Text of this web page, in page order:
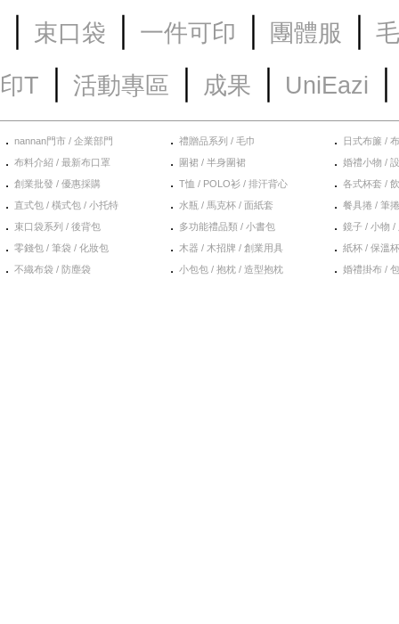
｜
束口袋 ｜ 一件可印 ｜ 團體服 ｜
印T
｜ 活動專區 ｜ 成果 ｜ UniEazi
． nannan門市 / 企業部門
． 布料介紹 / 最新布口罩
． 創業批發 / 優惠採購
． 直式包 / 橫式包 / 小托特
． 束口袋系列 / 後背包
． 零錢包 / 筆袋 / 化妝包
． 不織布袋 / 防塵袋
． 禮贈品系列 / 毛巾
． 圍裙 / 半身圍裙
． T恤 / POLO衫 / 排汗背心
． 水瓶 / 馬克杯 / 面紙套
． 多功能禮品類 / 小書包
． 木器 / 木招牌 / 創業用具
． 小包包 / 抱枕 / 造型抱枕
． 日式布簾 /
． 婚禮小物 /
． 各式杯套 /
． 餐具捲 / 筆
． 鏡子 / 小物 /
． 紙杯 / 保溫
． 婚禮掛布 /